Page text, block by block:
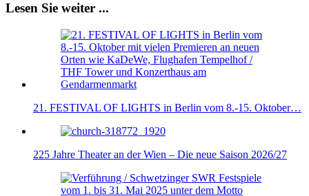
Lesen Sie weiter ...
21. FESTIVAL OF LIGHTS in Berlin vom 8.-15. Oktober…
225 Jahre Theater an der Wien – Die neue Saison 2026/27